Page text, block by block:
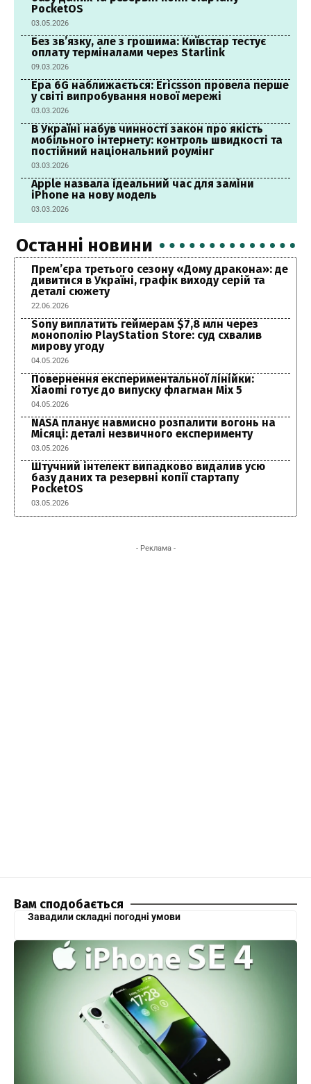
PocketOS
03.05.2026
Без зв’язку, але з грошима: Київстар тестує
оплату терміналами через Starlink
09.03.2026
Ера 6G наближається: Ericsson провела перше
у світі випробування нової мережі
03.03.2026
В Україні набув чинності закон про якість
мобільного інтернету: контроль швидкості та
постійний національний роумінг
03.03.2026
Apple назвала ідеальний час для заміни
iPhone на нову модель
03.03.2026
Останні новини
Прем’єра третього сезону «Дому дракона»: де
дивитися в Україні, графік виходу серій та
деталі сюжету
22.06.2026
Sony виплатить геймерам $7,8 млн через
монополію PlayStation Store: суд схвалив
мирову угоду
04.05.2026
Повернення експериментальної лінійки:
Xiaomi готує до випуску флагман Mix 5
04.05.2026
NASA планує навмисно розпалити вогонь на
Місяці: деталі незвичного експерименту
03.05.2026
Штучний інтелект випадково видалив усю
базу даних та резервні копії стартапу
PocketOS
03.05.2026
- Реклама -
Вам сподобається
Завадили складні погодні умови